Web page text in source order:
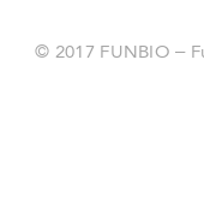
© 2017 FUNBIO –